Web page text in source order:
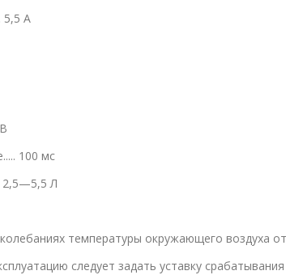
5,5 А
100 мс
2,5—5,5 Л
температуры окружающего воздуха
следует задать уставку